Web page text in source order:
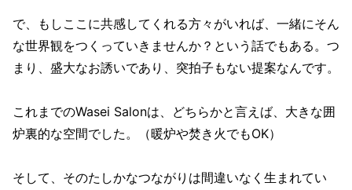
で、もしここに共感してくれる方々がいれば、一緒にそん
な世界観をつくっていきませんか？という話でもある。つ
まり、盛大なお誘いであり、突拍子もない提案なんです。
これまでのWasei Salonは、どちらかと言えば、大きな囲
炉裏的な空間でした。（暖炉や焚き火でもOK）
そして、そのたしかなつながりは間違いなく生まれてい